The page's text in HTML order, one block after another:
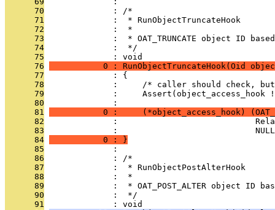
      70
              : /*
      71
              :  * RunObjectTruncateHook
      72
              :  *
      73
:  * OAT_TRUNCATE object ID
      74
              :  */
      75
              : void
      76
0 : RunObjectTruncateHook(Oid
      77
              : {
      78
:     /* caller should check,
      79
:     Assert(object_access_hook
      80
              :
      81
0 :     (*object_access_hook)
      82
:
      83
:
      84
           0 : }
      85
              :
      86
              : /*
      87
              :  * RunObjectPostAlterHook
      88
              :  *
      89
:  * OAT_POST_ALTER object ID
      90
              :  */
      91
              : void